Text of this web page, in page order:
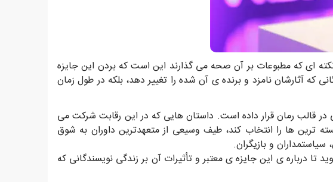
ای که مطبوعات بر آن صحه می گذارند این است که بردن این جایزه
که آثارشان نامزد و برنده ی آن شده را تغییر دهد، بلکه در طول زمان
در قالب رمان قرار داده است. داستان هایی که در این رقابت شرکت می
ترین ها را انتخاب کند، طیف وسیعی از متعهدترین داوران به شوق
و بازیگران.
تا درباره ی این جایزه ی معتبر و تأثیرات آن بر زندگی نویسندگانی که